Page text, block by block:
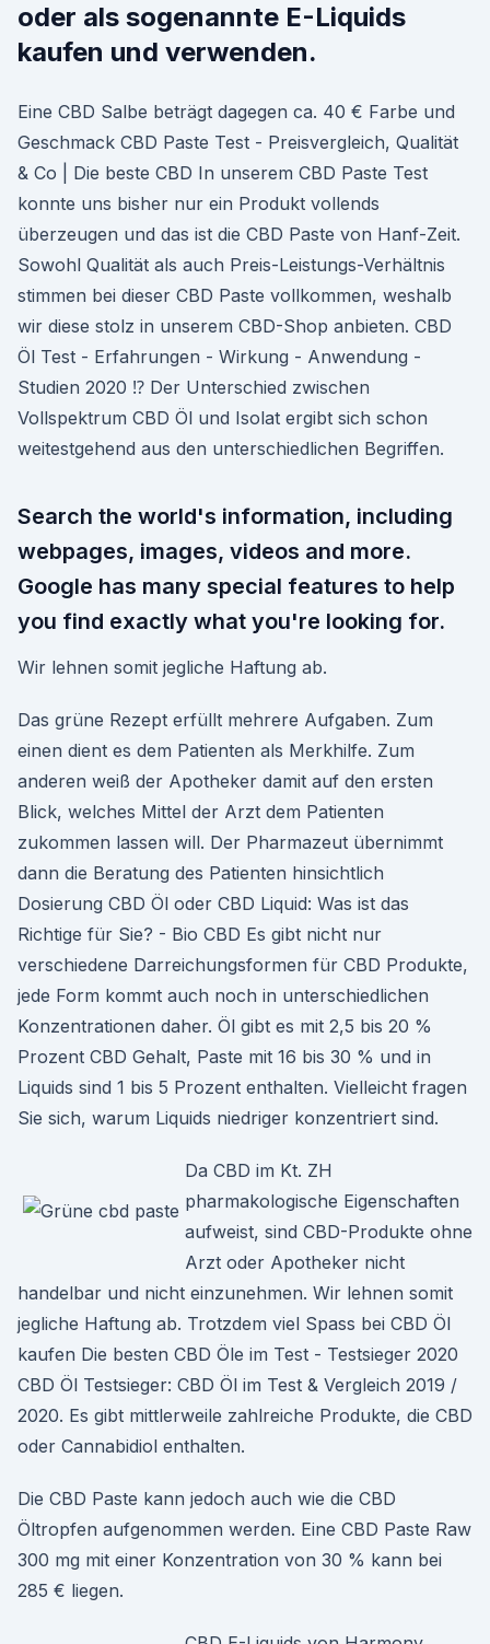
oder als sogenannte E-Liquids
kaufen und verwenden.
Eine CBD Salbe beträgt dagegen ca. 40 € Farbe und
Geschmack CBD Paste Test - Preisvergleich, Qualität
& Co | Die beste CBD In unserem CBD Paste Test
konnte uns bisher nur ein Produkt vollends
überzeugen und das ist die CBD Paste von Hanf-Zeit.
Sowohl Qualität als auch Preis-Leistungs-Verhältnis
stimmen bei dieser CBD Paste vollkommen, weshalb
wir diese stolz in unserem CBD-Shop anbieten. CBD
Öl Test - Erfahrungen - Wirkung - Anwendung -
Studien 2020 ⁉️ Der Unterschied zwischen
Vollspektrum CBD Öl und Isolat ergibt sich schon
weitestgehend aus den unterschiedlichen Begriffen.
Search the world's information, including
webpages, images, videos and more.
Google has many special features to help
you find exactly what you're looking for.
Wir lehnen somit jegliche Haftung ab.
Das grüne Rezept erfüllt mehrere Aufgaben. Zum
einen dient es dem Patienten als Merkhilfe. Zum
anderen weiß der Apotheker damit auf den ersten
Blick, welches Mittel der Arzt dem Patienten
zukommen lassen will. Der Pharmazeut übernimmt
dann die Beratung des Patienten hinsichtlich
Dosierung CBD Öl oder CBD Liquid: Was ist das
Richtige für Sie? - Bio CBD Es gibt nicht nur
verschiedene Darreichungsformen für CBD Produkte,
jede Form kommt auch noch in unterschiedlichen
Konzentrationen daher. Öl gibt es mit 2,5 bis 20 %
Prozent CBD Gehalt, Paste mit 16 bis 30 % und in
Liquids sind 1 bis 5 Prozent enthalten. Vielleicht fragen
Sie sich, warum Liquids niedriger konzentriert sind.
Da CBD im Kt. ZH
pharmakologische Eigenschaften
aufweist, sind CBD-Produkte ohne
Arzt oder Apotheker nicht
handelbar und nicht einzunehmen. Wir lehnen somit
jegliche Haftung ab. Trotzdem viel Spass bei CBD Öl
kaufen Die besten CBD Öle im Test - Testsieger 2020
CBD Öl Testsieger: CBD Öl im Test & Vergleich 2019 /
2020. Es gibt mittlerweile zahlreiche Produkte, die CBD
oder Cannabidiol enthalten.
Die CBD Paste kann jedoch auch wie die CBD
Öltropfen aufgenommen werden. Eine CBD Paste Raw
300 mg mit einer Konzentration von 30 % kann bei
285 € liegen.